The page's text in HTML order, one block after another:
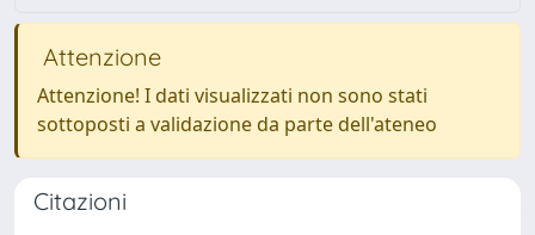
Attenzione
Attenzione! I dati visualizzati non sono stati
sottoposti a validazione da parte dell'ateneo
Citazioni